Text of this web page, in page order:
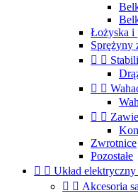
Łożyska i
Sprężyny
 
 
 
Zwrotnice
Pozostałe
  Układ
  Akcesoria